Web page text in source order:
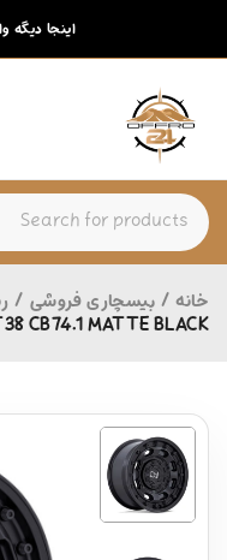
اینجا دیگه
خانه / بیسچاری فروشی /
CB74.1 MATTE BLACK